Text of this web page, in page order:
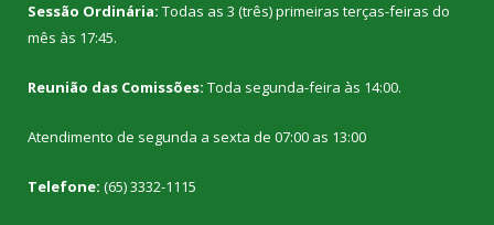
Sessão Ordinária: Todas as 3 (três) primeiras terças-feiras do
mês às 17:45.
Reunião das Comissões: Toda segunda-feira às 14:00.
Atendimento de segunda a sexta de 07:00 as 13:00
Telefone: (65) 3332-1115